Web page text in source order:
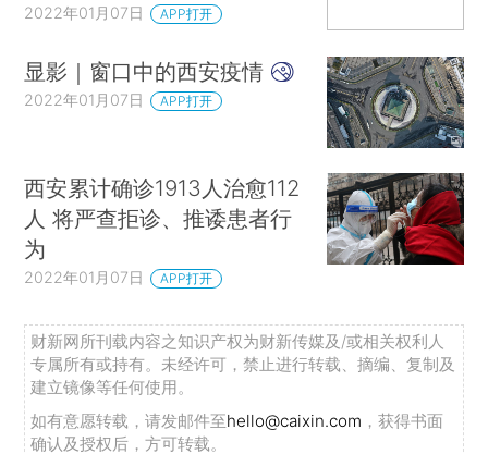
2022年01月07日 APP打开
显影｜窗口中的西安疫情
2022年01月07日 APP打开
西安累计确诊1913人治愈112
人 将严查拒诊、推诿患者行
为
2022年01月07日 APP打开
财新网所刊载内容之知识产权为财新传媒及/或相关权利人
专属所有或持有。未经许可，禁止进行转载、摘编、复制及
建立镜像等任何使用。
如有意愿转载，请发邮件至hello@caixin.com ，获得书面
确认及授权后，方可转载。